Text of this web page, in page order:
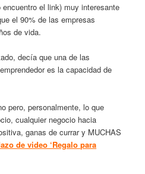
el link) muy interesante
el 90% de las empresas
de vida.
decía que una de las
es la capacidad de
pero, personalmente, lo que
cualquier negocio hacia
ganas de currar y MUCHAS
de video ‘Regalo para